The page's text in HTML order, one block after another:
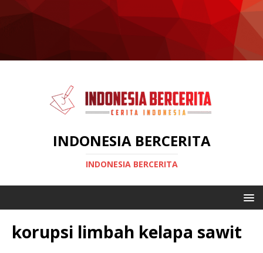
INDONESIA BERCERITA
INDONESIA BERCERITA
korupsi limbah kelapa sawit